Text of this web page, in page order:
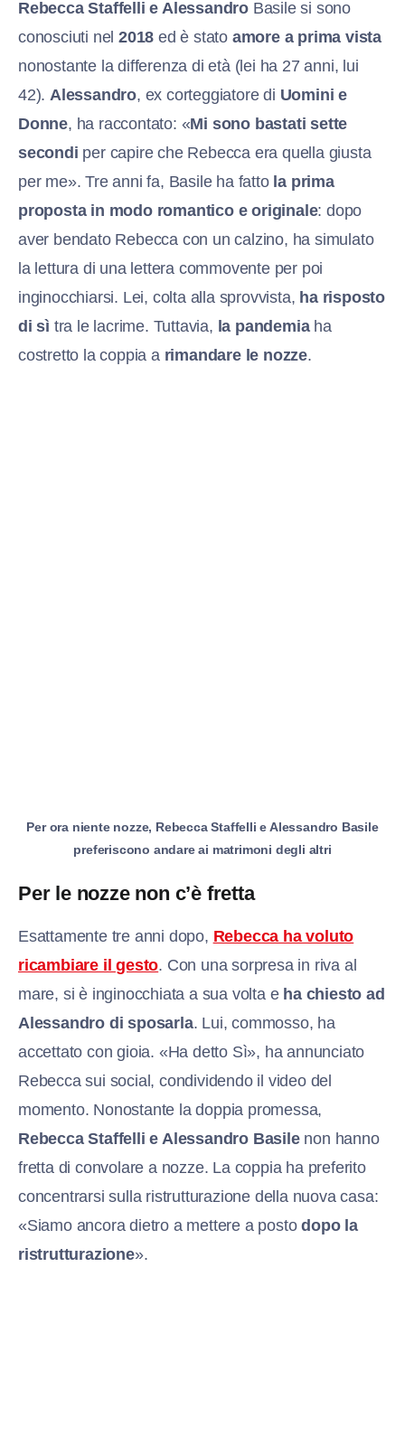
Rebecca Staffelli e Alessandro Basile si sono
conosciuti nel2018 ed è stato amore a prima vista
nonostante la differenza di età (lei ha 27 anni, lui
42). Alessandro, ex corteggiatore di Uomini e
Donne, ha raccontato: «Mi sono bastati sette
secondi per capire che Rebecca era quella giusta
per me». Tre anni fa, Basile ha fatto la prima
proposta in modo romantico e originale: dopo
aver bendato Rebecca con un calzino, ha simulato
la lettura di una lettera commovente per poi
inginocchiarsi. Lei, colta alla sprovvista, ha risposto
di sì tra le lacrime. Tuttavia, la pandemiaha
costretto la coppia a rimandare le nozze.
Per ora niente nozze, Rebecca Staffelli e Alessandro Basile
preferiscono andare ai matrimoni degli altri
Per le nozze non c’è fretta
Esattamente tre anni dopo, Rebecca ha voluto
ricambiare il gesto. Con una sorpresa in riva al
mare, si è inginocchiata a sua volta e ha chiesto ad
Alessandro di sposarla. Lui, commosso, ha
accettato con gioia. «Ha detto Sì», ha annunciato
Rebecca sui social, condividendo il video del
momento. Nonostante la doppia promessa,
Rebecca Staffelli e Alessandro Basilenon hanno
fretta di convolare a nozze. La coppia ha preferito
concentrarsi sulla ristrutturazione della nuova casa:
«Siamo ancora dietro a mettere a postodopo la
ristrutturazione».